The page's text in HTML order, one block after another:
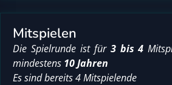
Mitspielen
Die Spielrunde ist für 3 bis 4
mindestens 10 Jahren
Es sind bereits 4 Mitspielende